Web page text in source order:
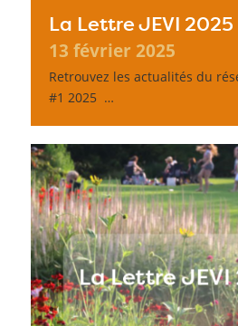
La Lettre JEVI 2025
13 février 2025
Retrouvez les actualités du
#1 2025 …